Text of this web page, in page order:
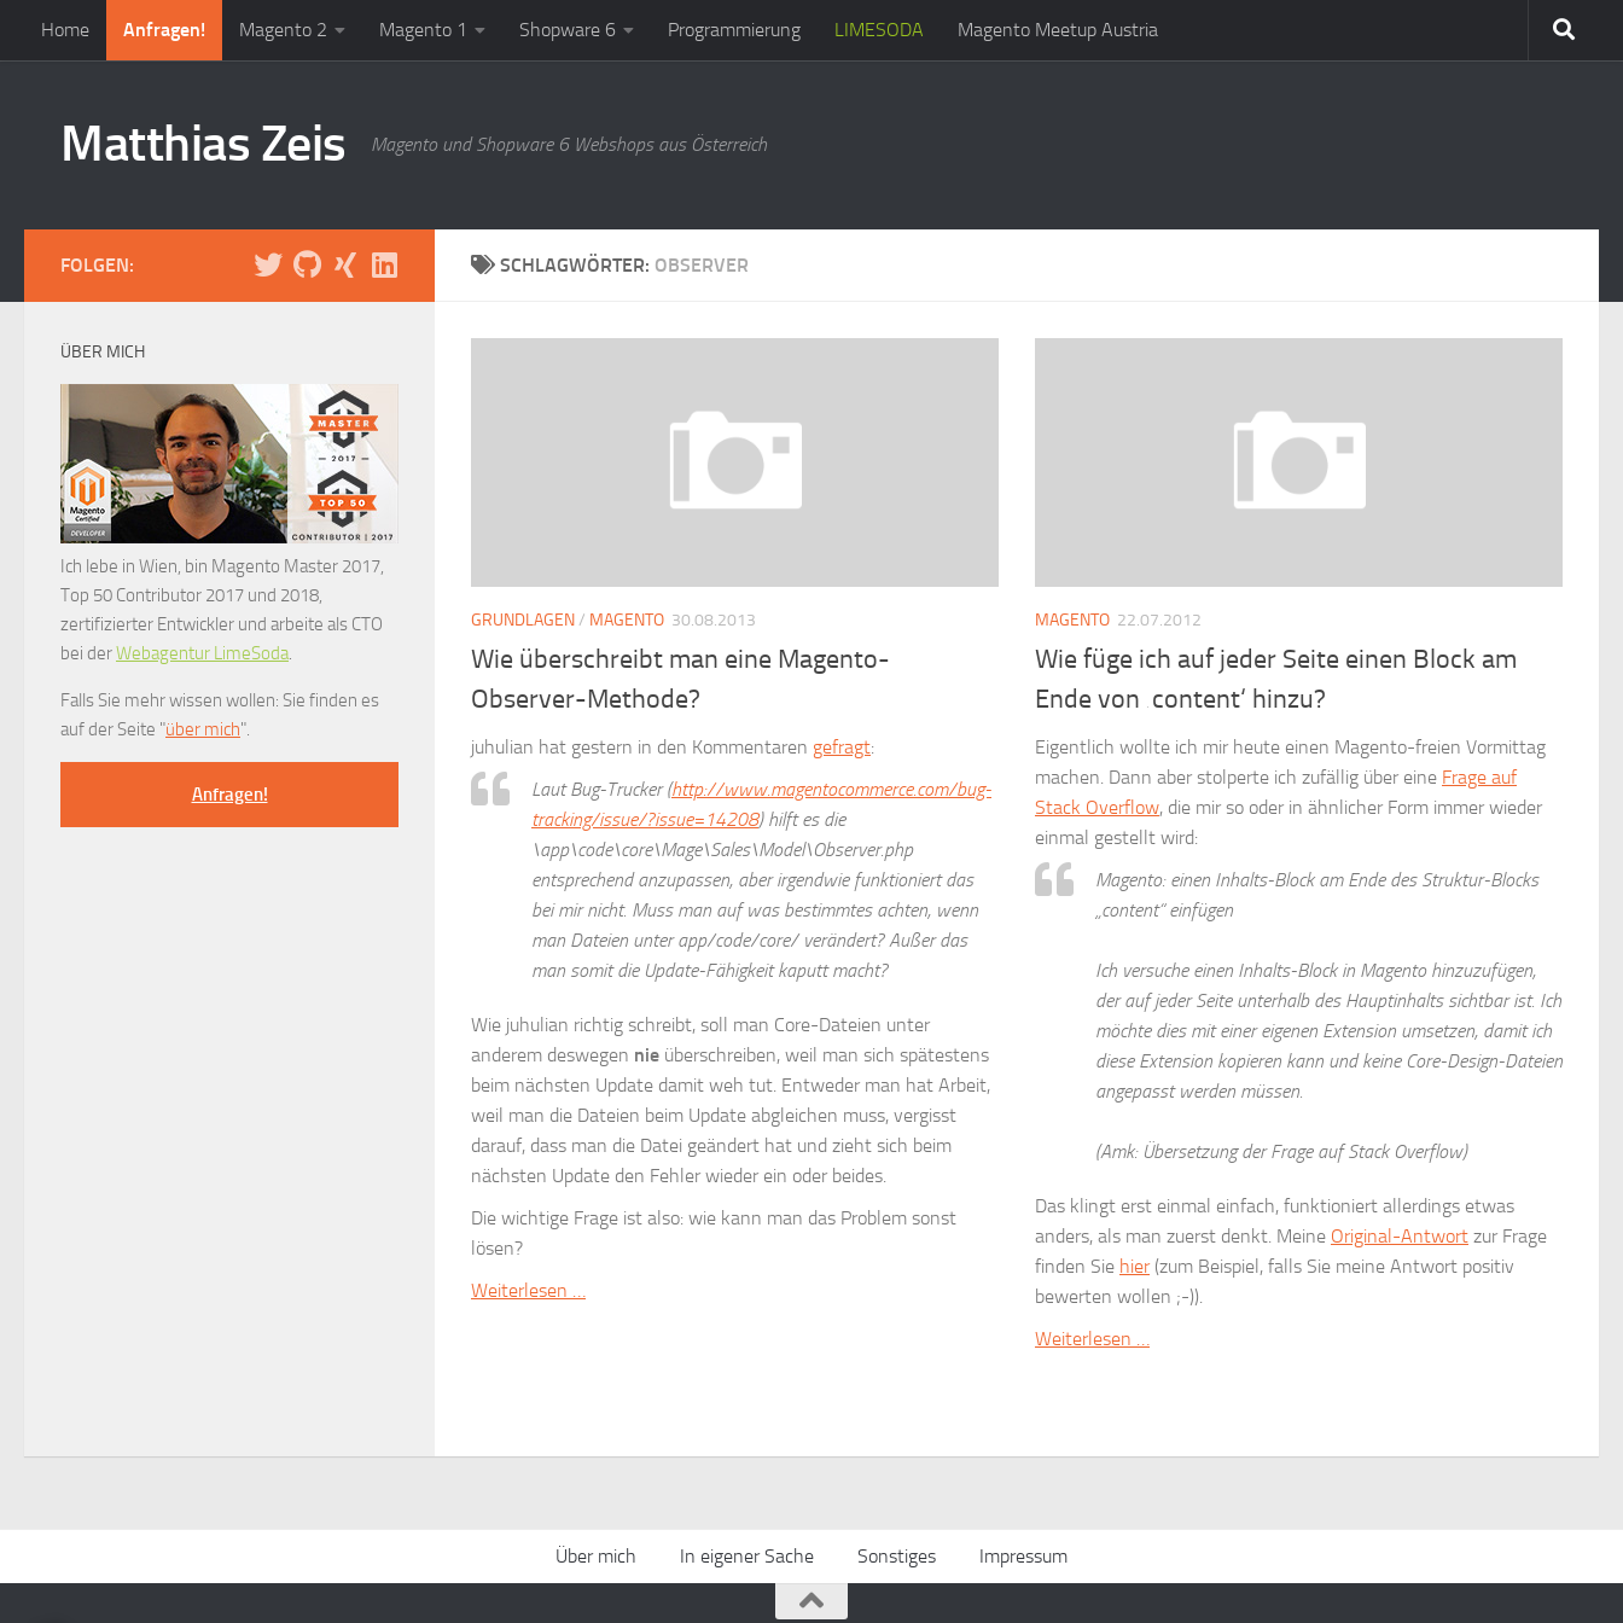
Zum Inhalt springen
Home Anfragen! Magento 2 Magento 1 Shopware 6 Programmierung LIMESODA Magento Meetup Austria
Matthias Zeis Magento und Shopware 6 Webshops aus Österreich
SCHLAGWÖRTER: OBSERVER
GRUNDLAGEN/ MAGENTO 30.08.2013
Wie überschreibt man eine Magento-
Observer-Methode?
juhulian hat gestern in den Kommentaren gefragt:
Laut Bug-Trucker (http://www.magentocommerce.com/bug-
tracking/issue/?issue=14208) hilft es die
\app\code\core\Mage\Sales\Model\Observer.php
entsprechend anzupassen, aber irgendwie funktioniert das
bei mir nicht. Muss man auf was bestimmtes achten, wenn
man Dateien unter app/code/core/ verändert? Außer das
man somit die Update-Fähigkeit kaputt macht?
Wie juhulian richtig schreibt, soll man Core-Dateien unter
anderem deswegen nie überschreiben, weil man sich spätestens
beim nächsten Update damit weh tut. Entweder man hat Arbeit,
weil man die Dateien beim Update abgleichen muss, vergisst
darauf, dass man die Datei geändert hat und zieht sich beim
nächsten Update den Fehler wieder ein oder beides.
Die wichtige Frage ist also: wie kann man das Problem sonst
lösen?
Weiterlesen …
MAGENTO 22.07.2012
Wie füge ich auf jeder Seite einen Block am
Ende von ‚content‘ hinzu?
Eigentlich wollte ich mir heute einen Magento-freien Vormittag
machen. Dann aber stolperte ich zufällig über eine Frage auf
Stack Overflow, die mir so oder in ähnlicher Form immer wieder
einmal gestellt wird:
Magento: einen Inhalts-Block am Ende des Struktur-Blocks
„content“ einfügen
Ich versuche einen Inhalts-Block in Magento hinzuzufügen,
der auf jeder Seite unterhalb des Hauptinhalts sichtbar ist. Ich
möchte dies mit einer eigenen Extension umsetzen, damit ich
diese Extension kopieren kann und keine Core-Design-Dateien
angepasst werden müssen.
(Amk: Übersetzung der Frage auf Stack Overflow)
Das klingt erst einmal einfach, funktioniert allerdings etwas
anders, als man zuerst denkt. Meine Original-Antwort zur Frage
finden Sie hier(zum Beispiel, falls Sie meine Antwort positiv
bewerten wollen ;-)).
Weiterlesen …
FOLGEN:
ÜBER MICH
Ich lebe in Wien, bin Magento Master 2017,
Top 50 Contributor 2017 und 2018,
zertifizierter Entwickler und arbeite als CTO
bei derWebagentur LimeSoda.
Falls Sie mehr wissen wollen: Sie finden es
auf der Seite "über mich".
Anfragen!
Über mich In eigener Sache Sonstiges Impressum